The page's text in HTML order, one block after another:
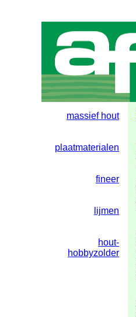
massief hout
plaatmaterialen
fineer
lijmen
hout-
hobbyzolder